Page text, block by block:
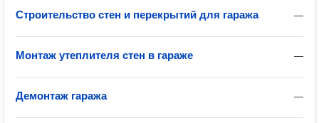
—
Строительство стен и перекрытий для гаража
—
Монтаж утеплителя стен в гараже
—
Демонтаж гаража